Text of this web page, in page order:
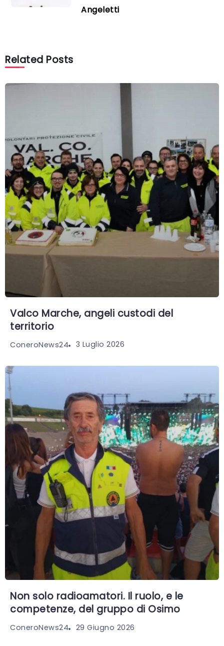
Angeletti
Related Posts
Valco Marche, angeli custodi del
territorio
ConeroNews24 3 Luglio 2026
Non solo radioamatori. Il ruolo, e le
competenze, del gruppo di Osimo
ConeroNews24 29 Giugno 2026